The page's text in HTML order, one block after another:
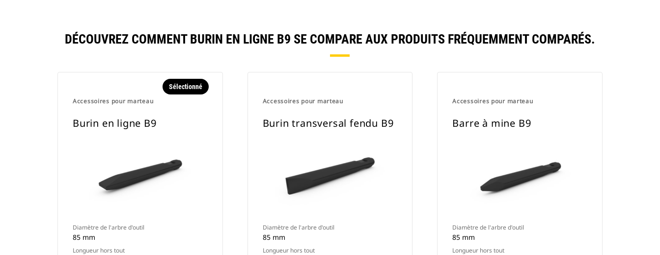
DÉCOUVREZ COMMENT BURIN EN LIGNE B9 SE COMPARE AUX PRODUITS FRÉQUEMMENT COMPARÉS.
Accessoires pour marteau
Sélectionné
Burin en ligne B9
Diamètre de l'arbre d'outil
85 mm
Longueur hors tout
Accessoires pour marteau
Burin transversal fendu B9
Diamètre de l'arbre d'outil
85 mm
Longueur hors tout
Accessoires pour marteau
Barre à mine B9
Diamètre de l'arbre d'outil
85 mm
Longueur hors tout